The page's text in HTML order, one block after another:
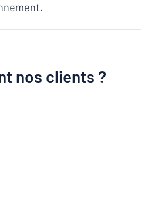
nos clients ?